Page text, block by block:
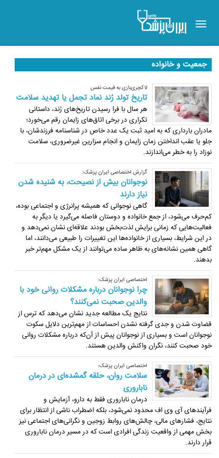
Toggle
navigation
جمعیت و خانواده
لاکچری‌بازی به قیمت نفس
تاریخ‌ تولد رُند نماد تجمل یا تهدید سلامت
هر سال با فرا رسیدن تاریخ‌های رُند، داستانی
تکراری در برخی اتاق‌های زایمان رقم می‌خورد؛
مادران بارداری که به امید ثبت یک عدد خاص در شناسنامه فرزندشان، با
جلو یا عقب انداختن زمان زایمان و انجام سزارین غیرضروری، سلامت
نوزاد را به خطر می‌اندازند.
گزارش اختصاصی ایران پزشک:
نوجوانان بیش از نصیحت، به شنیده شدن
نیاز دارند
گاهی نوجوانی که همیشه پرانرژی و اجتماعی بوده،
کم‌حرف می‌شود، از جمع خانواده و دوستان فاصله می‌گیرد یا دیگر به
فعالیت‌هایی که زمانی برایش لذت‌بخش بودند علاقه‌ای نشان نمی‌دهد و
در این شرایط، بسیاری از خانواده‌ها این تغییرات را طبیعی می‌دانند، اما
گاهی همین نشانه‌های به ظاهر ساده می‌توانند از یک مشکل مهم‌تر خبر
بدهند.
اختصاصی ایران پزشک:
چرا نوجوانان درباره مشکلات روانی خود با
والدین صحبت نمی‌کنند؟
نتایج یک مطالعه جدید نشان می‌دهد که ترس از
قضاوت شدن و جدی گرفته نشدن احساسات از مهم‌ترین دلایل سکوت
نوجوانان است و بسیاری از نوجوانان پیش از آن‌که درباره مشکلات روانی
خود صحبت کنند، نگران واکنش والدین هستند.
اختصاصی ایران پزشک:
سلامت روان، حلقه گمشده‌ای در درمان
ناباروری
درمان ناباروری فقط به دارو، آزمایش و
فرآیندهای آی وی اف محدود نمی‌شود، بلکه اضطراب ناشی از انتظار برای
نتایج، فشارهای مالی، چالش‌های روابط زوجین و نگرانی‌های اجتماعی نیز
بخش مهمی از واقعیت زندگی افرادی است که در مسیر درمان ناباروری
قرار دارند.